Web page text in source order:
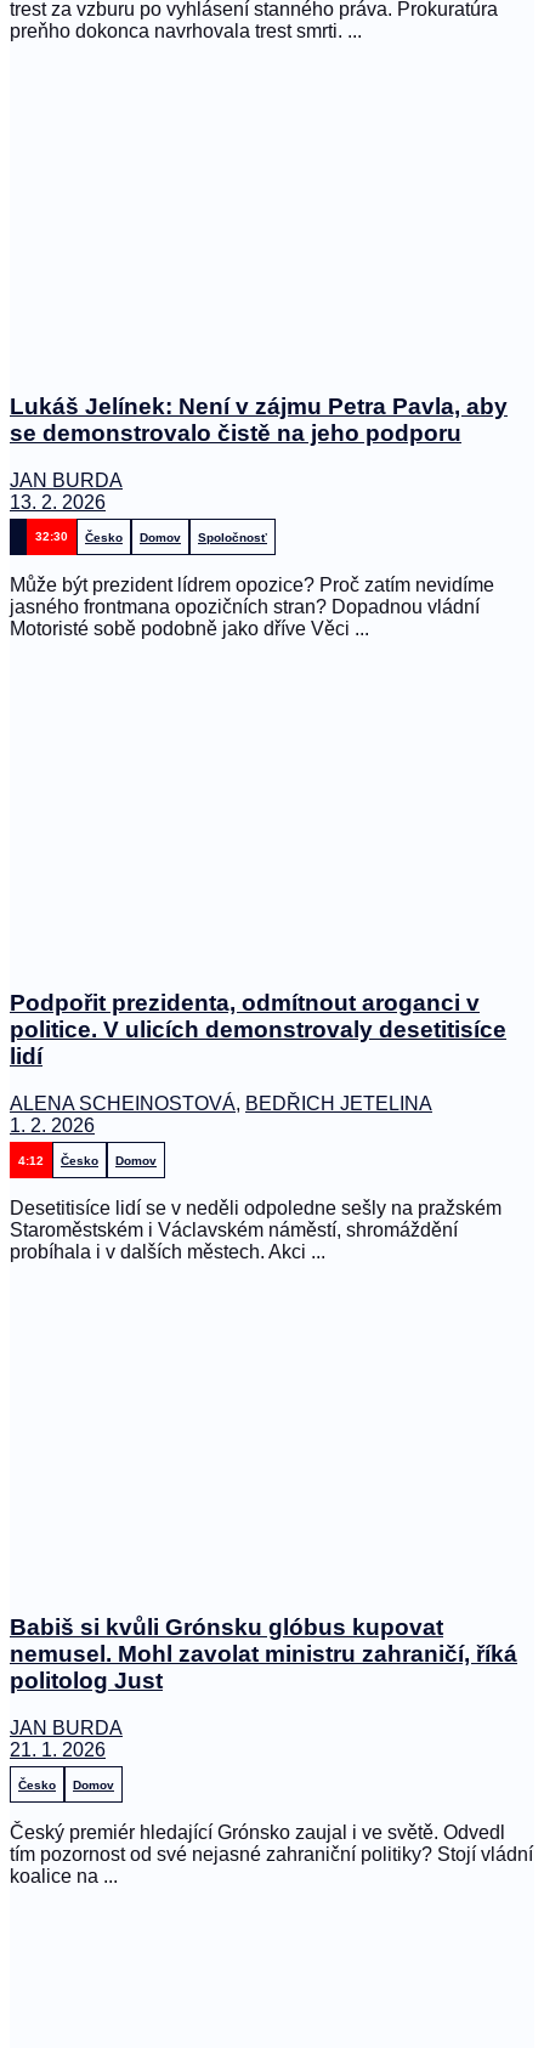
trest za vzburu po vyhlásení stanného práva. Prokuratúra
preňho dokonca navrhovala trest smrti. ...
Lukáš Jelínek: Není v zájmu Petra Pavla, aby
se demonstrovalo čistě na jeho podporu
JAN BURDA
13. 2. 2026
32:30 Česko Domov Spoločnosť
Může být prezident lídrem opozice? Proč zatím nevidíme
jasného frontmana opozičních stran? Dopadnou vládní
Motoristé sobě podobně jako dříve Věci ...
Podpořit prezidenta, odmítnout aroganci v
politice. V ulicích demonstrovaly desetitisíce
lidí
ALENA SCHEINOSTOVÁ, BEDŘICH JETELINA
1. 2. 2026
4:12 Česko Domov
Desetitisíce lidí se v neděli odpoledne sešly na pražském
Staroměstském i Václavském náměstí, shromáždění
probíhala i v dalších městech. Akci ...
Babiš si kvůli Grónsku glóbus kupovat
nemusel. Mohl zavolat ministru zahraničí, říká
politolog Just
JAN BURDA
21. 1. 2026
Česko Domov
Český premiér hledající Grónsko zaujal i ve světě. Odvedl
tím pozornost od své nejasné zahraniční politiky? Stojí vládní
koalice na ...